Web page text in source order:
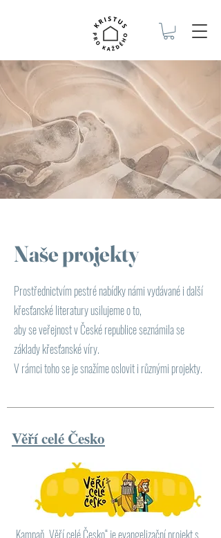
Naše projekty
Prostřednictvím pestré nabídky námi vydávané i další
křesťanské literatury usilujeme o to,
aby se veřejnost v České republice seznámila se
základy křesťanské víry.
V rámci toho se je snažíme oslovit i různými projekty.
Věří celé Česko